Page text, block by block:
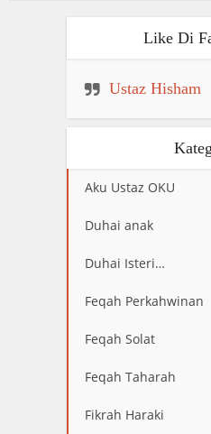
Like Di
Ustaz Hisham
Aku Ustaz OKU
Duhai anak
Duhai Isteri…
Feqah Perkahwinan
Feqah Solat
Feqah Taharah
Fikrah Haraki